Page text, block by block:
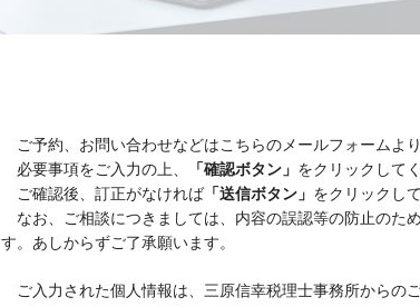
ご予約、お問い合わせなどはこちらのメールフォームより
必要事項をご入力の上、
「確認ボタン」 をクリックして
ご確認後、訂正がなければ 「送信ボタン」 をクリックし
なお、ご相談につきましては、内容の誤認等の防止のた
す。あしからずご了承願います。
ご入力された個人情報は、三原信幸税理士事務所からの